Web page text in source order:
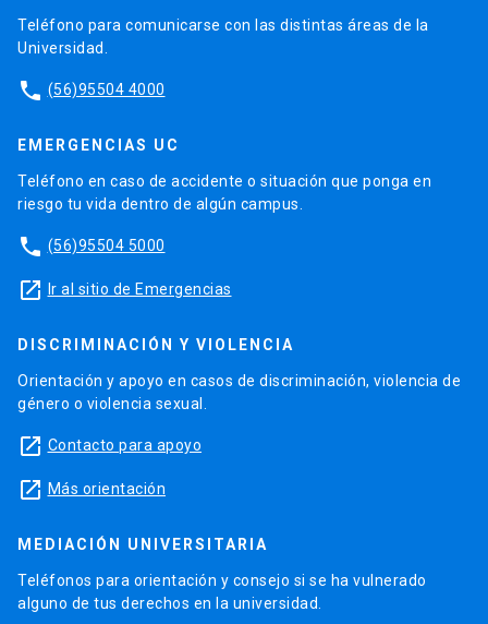
Teléfono para comunicarse con las distintas áreas de la
Universidad.
phone (56)95504 4000
EMERGENCIAS UC
Teléfono en caso de accidente o situación que ponga en
riesgo tu vida dentro de algún campus.
phone (56)95504 5000
launch Ir al sitio de Emergencias
DISCRIMINACIÓN Y VIOLENCIA
Orientación y apoyo en casos de discriminación, violencia de
género o violencia sexual.
launch Contacto para apoyo
launch Más orientación
MEDIACIÓN UNIVERSITARIA
Teléfonos para orientación y consejo si se ha vulnerado
alguno de tus derechos en la universidad.